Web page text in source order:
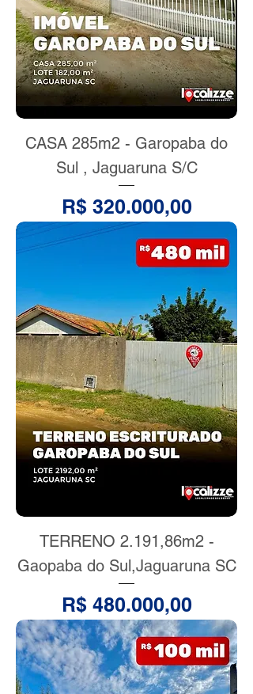
CASA 285m2 - Garopaba do
Sul , Jaguaruna S/C
Preço
R$ 320.000,00
TERRENO 2.191,86m2 -
Gaopaba do Sul,Jaguaruna SC
Preço
R$ 480.000,00